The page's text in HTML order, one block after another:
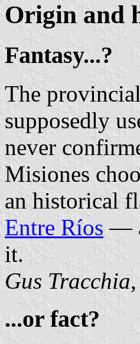
Origin and
Fantasy...?
The
supposedly
never
Misiones
an historical
Entre Ríos —
it.
Gus Tracchia
...or fact?